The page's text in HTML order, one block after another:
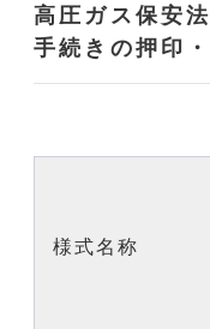
高圧ガス保安
手続きの押印
様式名称